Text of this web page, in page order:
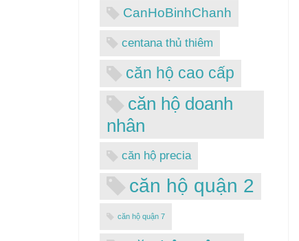
CanHoBinhChanh
centana thủ thiêm
căn hộ cao cấp
căn hộ doanh
nhân
căn hộ precia
căn hộ quận 2
căn hộ quận 7